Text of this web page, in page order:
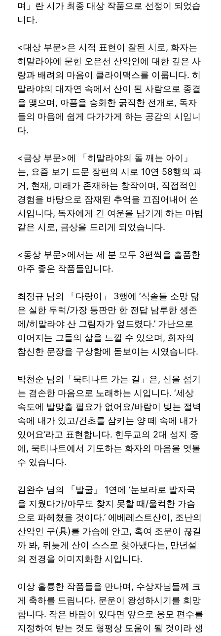
며」란 시가 최종 대상 작품으로 선정이 되었습
니다.
<대상 부문>은 시적 표현이 잘된 시로, 화자는
히말라야에 묻힌 오은선 산악인에 대한 깊은 사
랑과 배려의 마음이 클라이맥스를 이룹니다. 히
말라야의 대자연 속에서 산이 된 사람으로 종결
을 맺으며, 아픔을 승화한 굵직한 전개로, 독자
들의 마음에 쉽게 다가가게 하는 공감의 시입니
다.
<금상 부문>에 「히말라야의 돌 깨는 아이」
는, 요즘 보기 드문 장편의 시로 10연 58행의 과
거, 현재, 미래가 존재하는 창작이며, 직접적인
경험을 바탕으로 잠재된 추억을 끄집어내어 쓴
시입니다, 독자에게 긴 여운을 남기게 하는 마법
같은 시로, 금상을 드리게 되었습니다.
<동상 부문>에서는 세 분 모두 3편씩을 출품한
아주 좋은 작품들입니다.
최정규 님의 「다랑이」 3행에 ‘식솔들 소망 닮
은 실한 두럭/가장 등판만 한 전답 남루한 생존
에/히말라야 산 그림자가 엎드렸다.’ 가난으로
이어지는 그들의 삶을 느낄 수 있으며, 화자의
참신한 문장을 구상함에 돋보이는 시였습니다.
박천순 님의「묵티나트 가는 길」은, 신을 섬기
는 겸손한 마음으로 노래하는 시입니다. ‘세상
속도에 발맞출 필요가 없어요/바람이 빚는 절벽
속에 내가 있고/건초를 삼키는 양 떼 속에 내가
있어요’라고 표현합니다. 힌두교의 2대 성지 중
에, 묵티나트에서 기도하는 화자의 마음을 엿볼
수 있습니다.
김완수 님의 「발굴」 1연에 ‘눈보라로 발자국
을 지웠다가/아무도 찾지 못할 때/울컥한 가슴
으로 파헤쳤을 것이다.’ 에베레스트산이, 조난의
산악인 구(具)를 가슴에 안고, 혹여 조문이 끊길
까 봐, 뒤늦게 산이 스스로 찾아냈다는, 만년설
의 전경을 이미지화한 시입니다.
이상 훌륭한 작품들을 만나며, 수상자님들께 크
게 축하를 드립니다. 문운이 왕성하시기를 희망
합니다. 작은 바람이 있다면 앞으로 응모 편수를
지정하여 받는 것도 형평상 도움이 될 것이라 생